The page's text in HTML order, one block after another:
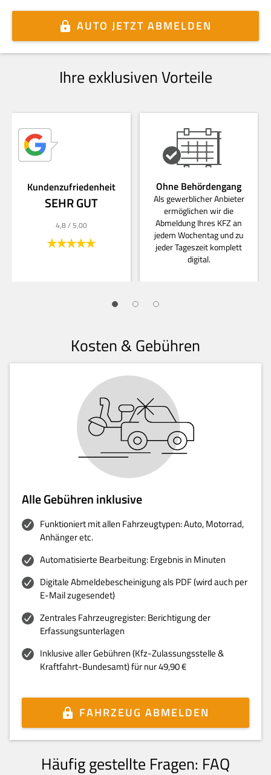
AUTO JETZT ABMELDEN
Ihre exklusiven Vorteile
Kundenzufriedenheit
SEHR GUT
4,8/ 5,00
Ohne Behördengang
Als gewerblicher Anbieter
ermöglichen wir die
Abmeldung Ihres KFZ an
jedem Wochentag und zu
jeder Tageszeit komplett
digital.
Kosten & Gebühren
Alle Gebühren inklusive
Funktioniert mit allen Fahrzeugtypen: Auto, Motorrad,
Anhänger etc.
Automatisierte Bearbeitung: Ergebnis in Minuten
Digitale Abmeldebescheinigung als PDF (wird auch per
E-Mail zugesendet)
Zentrales Fahrzeugregister: Berichtigung der
Erfassungsunterlagen
Inklusive aller Gebühren (Kfz-Zulassungsstelle &
Kraftfahrt-Bundesamt) für nur 49,90 €
FAHRZEUG ABMELDEN
Häufig gestellte Fragen: FAQ